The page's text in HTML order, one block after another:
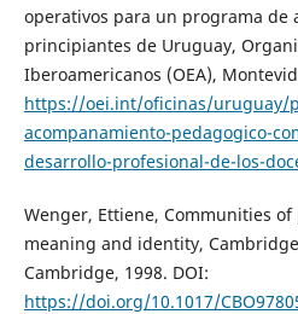
operativos para un programa de
principiantes de Uruguay,
Iberoamericanos (OEA),
https://oei.int/oficinas/uruguay/
acompanamiento-pedagogico-
desarrollo-profesional-de-los-
Wenger, Ettiene, Communities
meaning and identity,
Cambridge, 1998. DOI:
https://doi.org/10.1017/